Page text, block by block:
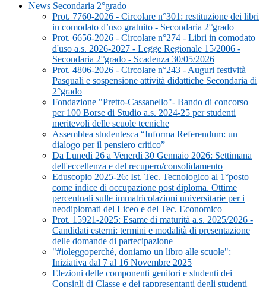
News Secondaria 2°grado
Prot. 7760-2026 - Circolare n°301: restituzione dei libri
in comodato d’uso gratuito - Secondaria 2°grado
Prot. 6656-2026 - Circolare n°274 - Libri in comodato
d'uso a.s. 2026-2027 - Legge Regionale 15/2006 -
Secondaria 2°grado - Scadenza 30/05/2026
Prot. 4806-2026 - Circolare n°243 - Auguri festività
Pasquali e sospensione attività didattiche Secondaria di
2°grado
Fondazione "Pretto-Cassanello"- Bando di concorso
per 100 Borse di Studio a.s. 2024-25 per studenti
meritevoli delle scuole tecniche
Assemblea studentesca “Informa Referendum: un
dialogo per il pensiero critico”
Da Lunedì 26 a Venerdì 30 Gennaio 2026: Settimana
dell'eccellenza e del recupero/consolidamento
Eduscopio 2025-26: Ist. Tec. Tecnologico al 1°posto
come indice di occupazione post diploma. Ottime
percentuali sulle immatricolazioni universitarie per i
neodiplomati del Liceo e del Tec. Economico
Prot. 15921-2025: Esame di maturità a.s. 2025/2026 -
Candidati esterni: termini e modalità di presentazione
delle domande di partecipazione
"#ioleggoperché, doniamo un libro alle scuole":
Iniziativa dal 7 al 16 Novembre 2025
Elezioni delle componenti genitori e studenti dei
Consigli di Classe e dei rappresentanti degli studenti